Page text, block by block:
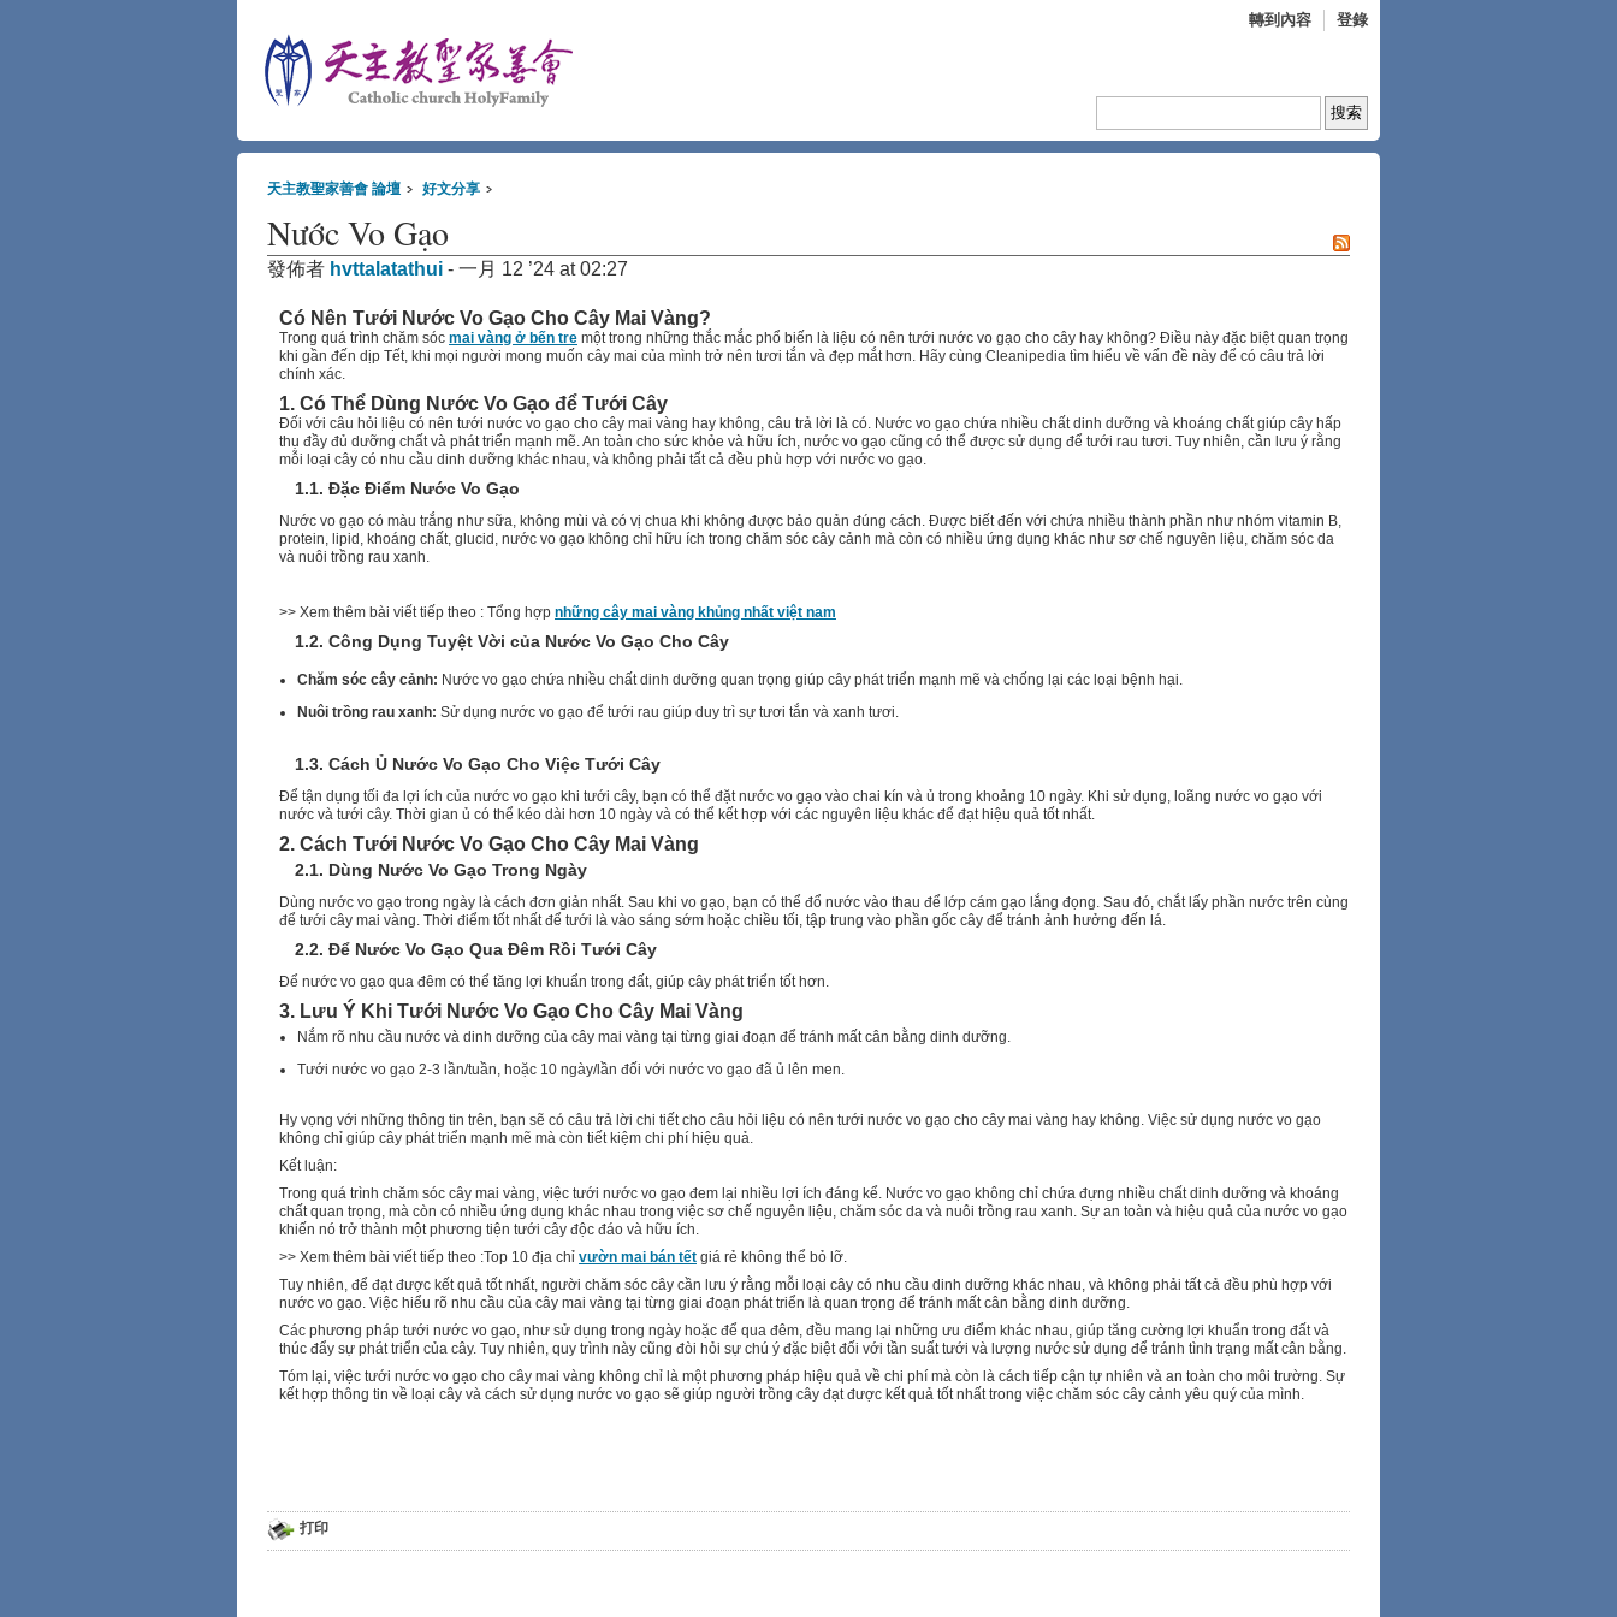
轉到內容 登錄
天主教聖家善會 論壇 好文分享
Nước Vo Gạo
發佈者 hvttalatathui - 一月 12 ’24 at 02:27
Có Nên Tưới Nước Vo Gạo Cho Cây Mai Vàng?
Trong quá trình chăm sóc mai vàng ở bến tre một trong những thắc mắc phổ biến là liệu có nên tưới nước vo gạo cho cây hay không? Điều này đặc biệt quan trọng
khi gần đến dịp Tết, khi mọi người mong muốn cây mai của mình trở nên tươi tắn và đẹp mắt hơn. Hãy cùng Cleanipedia tìm hiểu về vấn đề này để có câu trả lời
chính xác.
1. Có Thể Dùng Nước Vo Gạo để Tưới Cây
Đối với câu hỏi liệu có nên tưới nước vo gạo cho cây mai vàng hay không, câu trả lời là có. Nước vo gạo chứa nhiều chất dinh dưỡng và khoáng chất giúp cây hấp
thụ đầy đủ dưỡng chất và phát triển mạnh mẽ. An toàn cho sức khỏe và hữu ích, nước vo gạo cũng có thể được sử dụng để tưới rau tươi. Tuy nhiên, cần lưu ý rằng
mỗi loại cây có nhu cầu dinh dưỡng khác nhau, và không phải tất cả đều phù hợp với nước vo gạo.
1.1. Đặc Điểm Nước Vo Gạo
Nước vo gạo có màu trắng như sữa, không mùi và có vị chua khi không được bảo quản đúng cách. Được biết đến với chứa nhiều thành phần như nhóm vitamin B,
protein, lipid, khoáng chất, glucid, nước vo gạo không chỉ hữu ích trong chăm sóc cây cảnh mà còn có nhiều ứng dụng khác như sơ chế nguyên liệu, chăm sóc da
và nuôi trồng rau xanh.
>> Xem thêm bài viết tiếp theo : Tổng hợp những cây mai vàng khủng nhất việt nam
1.2. Công Dụng Tuyệt Vời của Nước Vo Gạo Cho Cây
Chăm sóc cây cảnh: Nước vo gạo chứa nhiều chất dinh dưỡng quan trọng giúp cây phát triển mạnh mẽ và chống lại các loại bệnh hại.
Nuôi trồng rau xanh: Sử dụng nước vo gạo để tưới rau giúp duy trì sự tươi tắn và xanh tươi.
1.3. Cách Ủ Nước Vo Gạo Cho Việc Tưới Cây
Để tận dụng tối đa lợi ích của nước vo gạo khi tưới cây, bạn có thể đặt nước vo gạo vào chai kín và ủ trong khoảng 10 ngày. Khi sử dụng, loãng nước vo gạo với
nước và tưới cây. Thời gian ủ có thể kéo dài hơn 10 ngày và có thể kết hợp với các nguyên liệu khác để đạt hiệu quả tốt nhất.
2. Cách Tưới Nước Vo Gạo Cho Cây Mai Vàng
2.1. Dùng Nước Vo Gạo Trong Ngày
Dùng nước vo gạo trong ngày là cách đơn giản nhất. Sau khi vo gạo, bạn có thể đổ nước vào thau để lớp cám gạo lắng đọng. Sau đó, chắt lấy phần nước trên cùng
để tưới cây mai vàng. Thời điểm tốt nhất để tưới là vào sáng sớm hoặc chiều tối, tập trung vào phần gốc cây để tránh ảnh hưởng đến lá.
2.2. Để Nước Vo Gạo Qua Đêm Rồi Tưới Cây
Để nước vo gạo qua đêm có thể tăng lợi khuẩn trong đất, giúp cây phát triển tốt hơn.
3. Lưu Ý Khi Tưới Nước Vo Gạo Cho Cây Mai Vàng
Nắm rõ nhu cầu nước và dinh dưỡng của cây mai vàng tại từng giai đoạn để tránh mất cân bằng dinh dưỡng.
Tưới nước vo gạo 2-3 lần/tuần, hoặc 10 ngày/lần đối với nước vo gạo đã ủ lên men.
Hy vọng với những thông tin trên, bạn sẽ có câu trả lời chi tiết cho câu hỏi liệu có nên tưới nước vo gạo cho cây mai vàng hay không. Việc sử dụng nước vo gạo
không chỉ giúp cây phát triển mạnh mẽ mà còn tiết kiệm chi phí hiệu quả.
Kết luận:
Trong quá trình chăm sóc cây mai vàng, việc tưới nước vo gạo đem lại nhiều lợi ích đáng kể. Nước vo gạo không chỉ chứa đựng nhiều chất dinh dưỡng và khoáng
chất quan trọng, mà còn có nhiều ứng dụng khác nhau trong việc sơ chế nguyên liệu, chăm sóc da và nuôi trồng rau xanh. Sự an toàn và hiệu quả của nước vo gạo
khiến nó trở thành một phương tiện tưới cây độc đáo và hữu ích.
>> Xem thêm bài viết tiếp theo :Top 10 địa chỉ vườn mai bán tết giá rẻ không thể bỏ lỡ.
Tuy nhiên, để đạt được kết quả tốt nhất, người chăm sóc cây cần lưu ý rằng mỗi loại cây có nhu cầu dinh dưỡng khác nhau, và không phải tất cả đều phù hợp với
nước vo gạo. Việc hiểu rõ nhu cầu của cây mai vàng tại từng giai đoạn phát triển là quan trọng để tránh mất cân bằng dinh dưỡng.
Các phương pháp tưới nước vo gạo, như sử dụng trong ngày hoặc để qua đêm, đều mang lại những ưu điểm khác nhau, giúp tăng cường lợi khuẩn trong đất và
thúc đẩy sự phát triển của cây. Tuy nhiên, quy trình này cũng đòi hỏi sự chú ý đặc biệt đối với tần suất tưới và lượng nước sử dụng để tránh tình trạng mất cân bằng.
Tóm lại, việc tưới nước vo gạo cho cây mai vàng không chỉ là một phương pháp hiệu quả về chi phí mà còn là cách tiếp cận tự nhiên và an toàn cho môi trường. Sự
kết hợp thông tin về loại cây và cách sử dụng nước vo gạo sẽ giúp người trồng cây đạt được kết quả tốt nhất trong việc chăm sóc cây cảnh yêu quý của mình.
打印